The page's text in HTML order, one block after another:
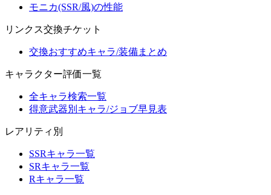
モニカ(SSR/風)の性能
リンクス交換チケット
交換おすすめキャラ/装備まとめ
キャラクター評価一覧
全キャラ検索一覧
得意武器別キャラ/ジョブ早見表
レアリティ別
SSRキャラ一覧
SRキャラ一覧
Rキャラ一覧